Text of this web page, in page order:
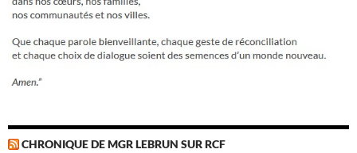
CHRONIQUE DE MGR LEBRUN SUR RCF